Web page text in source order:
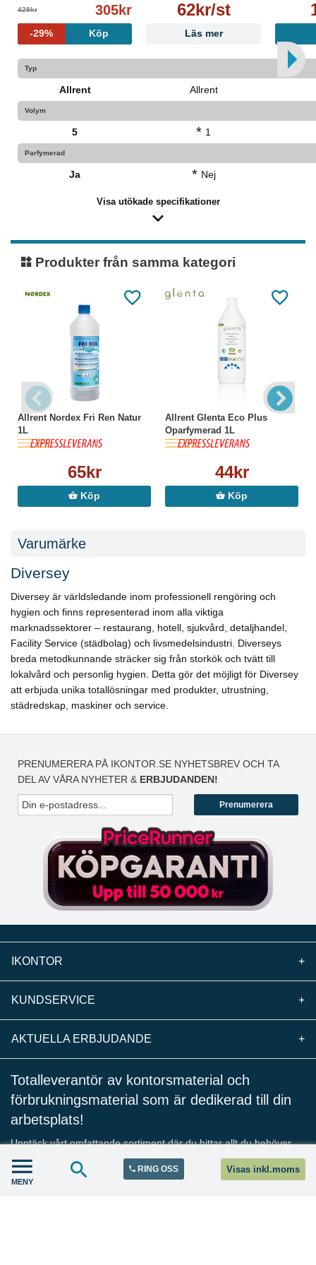
429kr 305kr
-29% Köp
62kr/st
Läs mer
Typ
Allrent Allrent
Volym
5 * 1
Parfymerad
Ja * Nej
Visa utökade specifikationer
Produkter från samma kategori
Allrent Nordex Fri Ren Natur
1L
65kr
Köp
Allrent Glenta Eco Plus
Oparfymerad 1L
44kr
Köp
Varumärke
Diversey
Diversey är världsledande inom professionell rengöring och
hygien och finns representerad inom alla viktiga
marknadssektorer – restaurang, hotell, sjukvård, detaljhandel,
Facility Service (städbolag) och livsmedelsindustri. Diverseys
breda metodkunnande sträcker sig från storkök och tvätt till
lokalvård och personlig hygien. Detta gör det möjligt för Diversey
att erbjuda unika totallösningar med produkter, utrustning,
städredskap, maskiner och service.
PRENUMERERA PÅ IKONTOR.SE NYHETSBREV OCH TA
DEL AV VÅRA NYHETER & ERBJUDANDEN!
Prenumerera
IKONTOR +
KUNDSERVICE +
AKTUELLA ERBJUDANDE +
Totalleverantör av kontorsmaterial och
förbrukningsmaterial som är dedikerad till din
arbetsplats!
Upptäck vårt omfattande sortiment där du hittar allt du behöver
för kontoret, företaget och dina kunder till marknadens bästa
priser. Vi strävar efter att erbjuda produkter som främjar hög
MENY
RING OSS Visas inkl.moms